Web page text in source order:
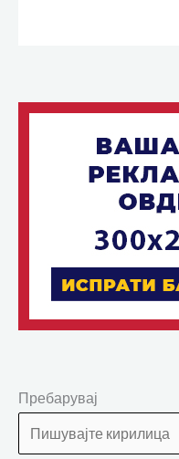
Пребарувај